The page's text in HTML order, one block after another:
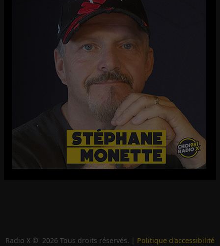
Radio X © 2026 Tous droits réservés. | Politique d'accessibilité